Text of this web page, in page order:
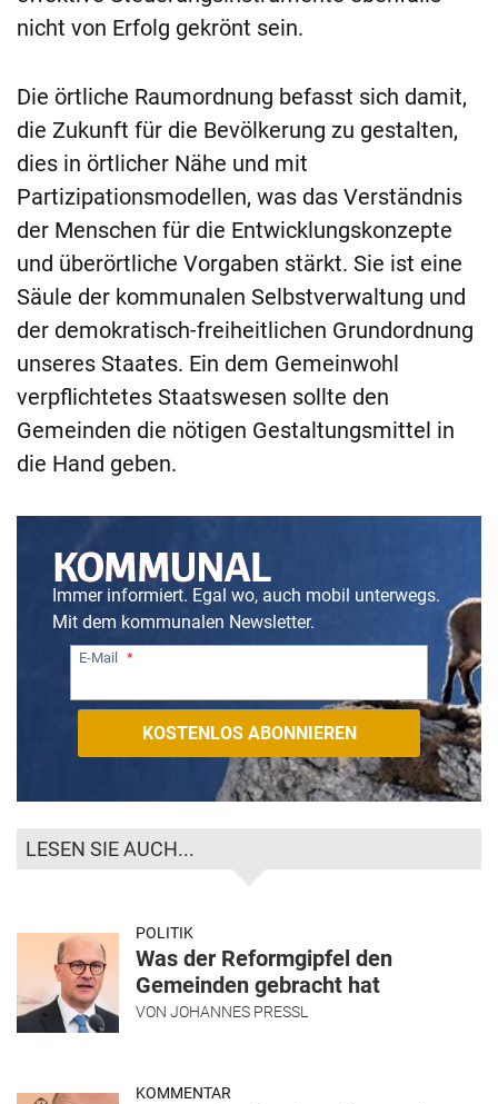
nicht von Erfolg gekrönt sein.
Die örtliche Raumordnung befasst sich damit,
die Zukunft für die Bevölkerung zu gestalten,
dies in örtlicher Nähe und mit
Partizipationsmodellen, was das Verständnis
der Menschen für die Entwicklungskonzepte
und überörtliche Vorgaben stärkt. Sie ist eine
Säule der kommunalen Selbstverwaltung und
der demokratisch-freiheitlichen Grundordnung
unseres Staates. Ein dem Gemeinwohl
verpflichtetes Staatswesen sollte den
Gemeinden die nötigen Gestaltungsmittel in
die Hand geben.
Immer informiert. Egal wo, auch mobil unterwegs.
Mit dem kommunalen Newsletter.
E-Mail
LESEN SIE AUCH...
POLITIK
Was der Reformgipfel den
Gemeinden gebracht hat
VON JOHANNES PRESSL
KOMMENTAR